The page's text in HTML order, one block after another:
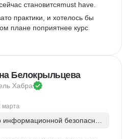
становитсяmust have.
практики, и хотелось бы
плане поприятнее курс
Белокрыльцева
Хабра
марта
безопаснос